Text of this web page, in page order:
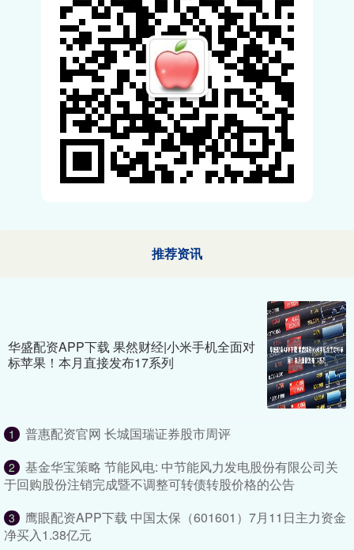
推荐资讯
华盛配资APP下载 果然财经|小米手机全面对
标苹果！本月直接发布17系列
1 普惠配资官网 长城国瑞证券股市周评
2
基金华宝策略 节能风电: 中节能风力发电股份有限公司关
于回购股份注销完成暨不调整可转债转股价格的公告
3
鹰眼配资APP下载 中国太保（601601）7月11日主力资金
净买入1.38亿元